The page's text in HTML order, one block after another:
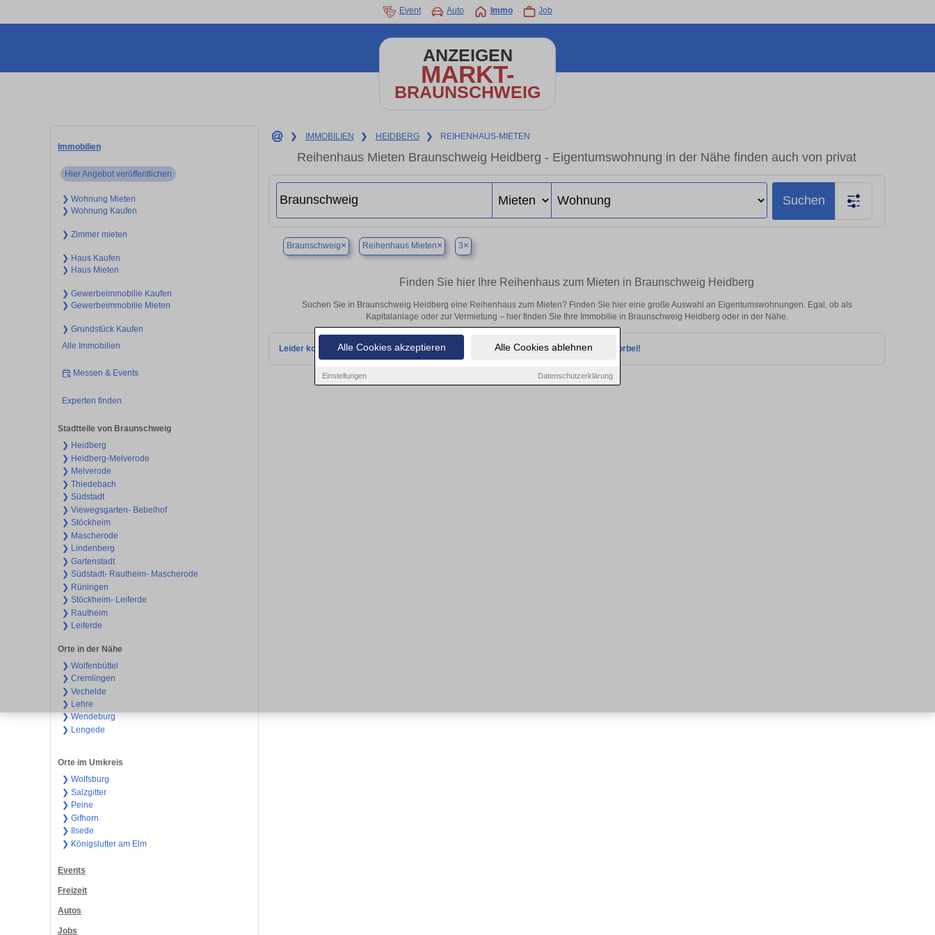
Alle Cookies akzeptieren Alle Cookies ablehnen
Einstellungen Datenschutzerklärung
Event Auto Immo Job
ANZEIGEN
MARKT-
BRAUNSCHWEIG
Immobilien
Hier Angebot veröffentlichen
❯ Wohnung Mieten
❯ Wohnung Kaufen
❯ Zimmer mieten
❯ Haus Kaufen
❯ Haus Mieten
❯ Gewerbeimmobilie Kaufen
❯ Gewerbeimmobilie Mieten
❯ Grundstück Kaufen
Alle Immobilien
Messen & Events
Experten finden
Stadtteile von Braunschweig
❯ Heidberg
❯ Heidberg-Melverode
❯ Melverode
❯ Thiedebach
❯ Südstadt
❯ Viewegsgarten- Bebelhof
❯ Stöckheim
❯ Mascherode
❯ Lindenberg
❯ Gartenstadt
❯ Südstadt- Rautheim- Mascherode
❯ Rüningen
❯ Stöckheim- Leiferde
❯ Rautheim
❯ Leiferde
Orte in der Nähe
❯ Wolfenbüttel
❯ Cremlingen
❯ Vechelde
❯ Lehre
❯ Wendeburg
❯ Lengede
Orte im Umkreis
❯ Wolfsburg
❯ Salzgitter
❯ Peine
❯ Gifhorn
❯ Ilsede
❯ Königslutter am Elm
Events
Freizeit
Autos
Jobs
❯ IMMOBILIEN ❯ HEIDBERG ❯ REIHENHAUS-MIETEN
Reihenhaus Mieten Braunschweig Heidberg - Eigentumswohnung in der Nähe finden auch von privat
Suchen
Braunschweig× Reihenhaus Mieten× 3×
Finden Sie hier Ihre Reihenhaus zum Mieten in Braunschweig Heidberg
Suchen Sie in Braunschweig Heidberg eine Reihenhaus zum Mieten? Finden Sie hier eine große Auswahl an Eigentumswohnungen. Egal, ob als
Kapitalanlage oder zur Vermietung – hier finden Sie Ihre Immobilie in Braunschweig Heidberg oder in der Nähe.
Leider konnten wir derzeit keine passenden Objekte finden. Schauen Sie bald wieder vorbei!